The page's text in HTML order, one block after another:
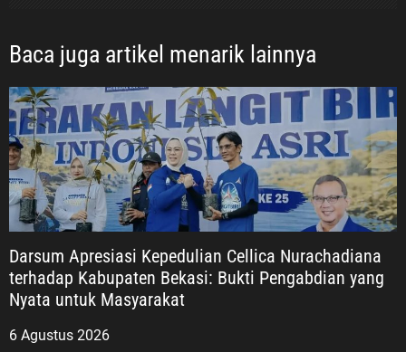
Baca juga artikel menarik lainnya
Darsum Apresiasi Kepedulian Cellica Nurachadiana
terhadap Kabupaten Bekasi: Bukti Pengabdian yang
Nyata untuk Masyarakat
6 Agustus 2026